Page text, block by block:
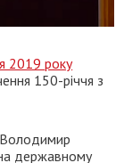
2019 року
150-річчя з
Володимир
державному